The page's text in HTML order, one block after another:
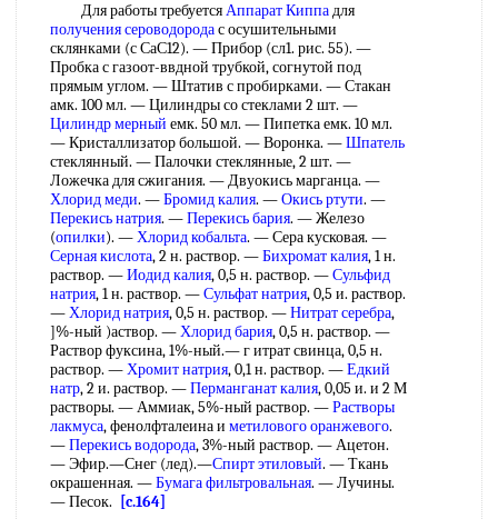
Для работы требуетсяАппарат Киппадля
получения сероводородас осушительными
склянками (с СаС12). — Прибор (сл1. рис. 55). —
Пробка с газоот-ввдной трубкой, согнутой под
прямым углом. — Штатив с пробирками. — Стакан
амк. 100 мл. — Цилиндры со стеклами 2 шт. —
Цилиндр мерный емк. 50 мл. — Пипетка емк. 10 мл.
— Кристаллизатор большой. — Воронка. —Шпатель
стеклянный. — Палочки стеклянные, 2 шт. —
Ложечка для сжигания. — Двуокись марганца. —
Хлорид меди. —Бромид калия. —Окись ртути. —
Перекись натрия. —Перекись бария. — Железо
(опилки). —Хлорид кобальта. — Сера кусковая. —
Серная кислота, 2 н. раствор. —Бихромат калия, 1 н.
раствор. —Иодид калия, 0,5 н. раствор. —Сульфид
натрия, 1 н. раствор. —Сульфат натрия, 0,5 и. раствор.
—Хлорид натрия, 0,5 н. раствор. —Нитрат серебра,
]%-ный )аствор. —Хлорид бария, 0,5 н. раствор. —
Раствор фуксина, 1%-ный.— г итрат свинца, 0,5 н.
раствор. —Хромит натрия, 0,1 н. раствор. —Едкий
натр, 2 и. раствор. —Перманганат калия, 0,05 и. и 2 М
растворы. — Аммиак, 5%-ный раствор. —Растворы
лакмуса, фенолфталеина и метилового оранжевого.
—Перекись водорода, 3%-ный раствор. — Ацетон.
— Эфир.—Снег (лед).—Спирт этиловый. — Ткань
окрашенная. —Бумага фильтровальная. — Лучины.
— Песок.
[c.164]